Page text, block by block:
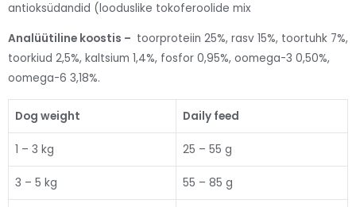
antioksüdandid (looduslike tokoferoolide mix
Analüütiline koostis – toorproteiin 25%, rasv 15%, toortuhk 7%,
toorkiud 2,5%, kaltsium 1,4%, fosfor 0,95%, oomega-3 0,50%,
oomega-6 3,18%.
Dog weight Daily feed
1 – 3 kg 25 – 55 g
3 – 5 kg 55 – 85 g